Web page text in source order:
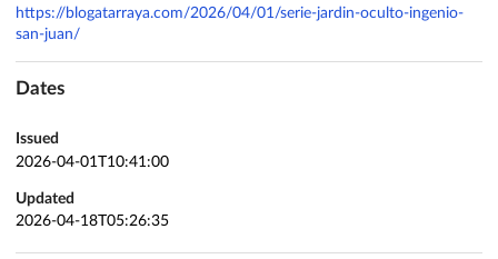
https://blogatarraya.com/2026/04/01/serie-jardin-oculto-ingenio-
san-juan/
Dates
Issued
2026-04-01T10:41:00
Updated
2026-04-18T05:26:35